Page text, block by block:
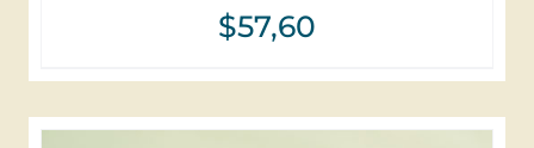
$57,60